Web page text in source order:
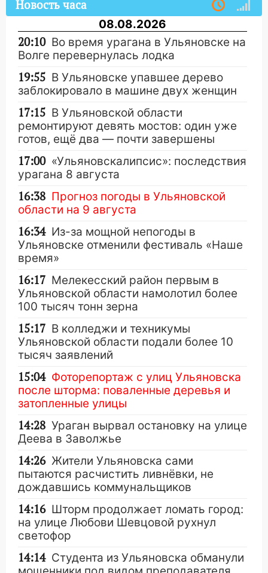
Новость часа
08.08.2026
20:10 Во время урагана в Ульяновске на
Волге перевернулась лодка
19:55 В Ульяновске упавшее дерево
заблокировало в машине двух женщин
17:15 В Ульяновской области
ремонтируют девять мостов: один уже
готов, ещё два — почти завершены
17:00 «Ульяновскалипсис»: последствия
урагана 8 августа
16:38 Прогноз погоды в Ульяновской
области на 9 августа
16:34 Из-за мощной непогоды в
Ульяновске отменили фестиваль «Наше
время»
16:17 Мелекесский район первым в
Ульяновской области намолотил более
100 тысяч тонн зерна
15:17 В колледжи и техникумы
Ульяновской области подали более 10
тысяч заявлений
15:04 Фоторепортаж с улиц Ульяновска
после шторма: поваленные деревья и
затопленные улицы
14:28 Ураган вырвал остановку на улице
Деева в Заволжье
14:26 Жители Ульяновска сами
пытаются расчистить ливнёвки, не
дождавшись коммунальщиков
14:16 Шторм продолжает ломать город:
на улице Любови Шевцовой рухнул
светофор
14:14 Студента из Ульяновска обманули